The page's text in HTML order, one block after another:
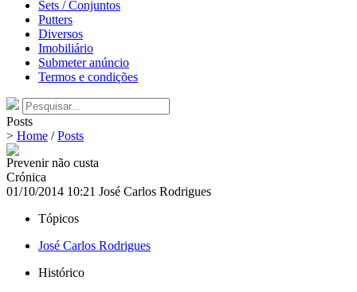
Sets / Conjuntos
Putters
Diversos
Imobiliário
Submeter anúncio
Termos e condições
Posts
> Home /Posts
Prevenir não custa
Crónica
01/10/2014 10:21 José Carlos Rodrigues
Tópicos
José Carlos Rodrigues
Histórico